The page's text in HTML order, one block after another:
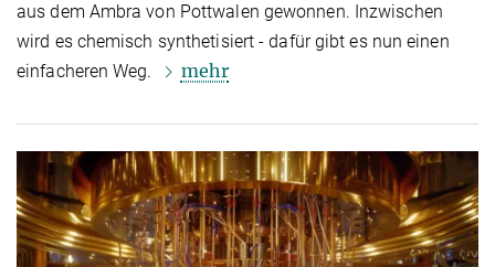
aus dem Ambra von Pottwalen gewonnen. Inzwischen
wird es chemisch synthetisiert - dafür gibt es nun einen
einfacheren Weg.
mehr